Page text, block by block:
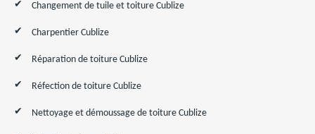
Changement de tuile et toiture Cublize
Charpentier Cublize
Réparation de toiture Cublize
Réfection de toiture Cublize
Nettoyage et démoussage de toiture Cublize